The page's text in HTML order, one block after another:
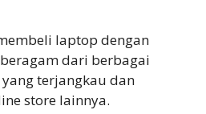
laptop dengan
dari berbagai
terjangkau dan
store lainnya.